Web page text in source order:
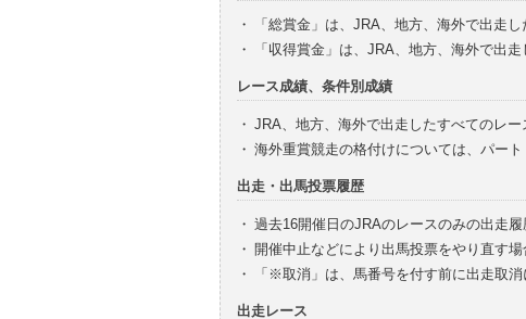
・
「総賞金」は、JRA、地方、海外で出走
・
「収得賞金」は、JRA、地方、海外で出
レース成績、条件別成績
・ JRA、地方、海外で出走したすべてのレ
・ 海外重賞競走の格付けについては、パー
出走・出馬投票履歴
・ 過去16開催日のJRAのレースのみの出走
・ 開催中止などにより出馬投票をやり直す場
・
「※取消」は、馬番号を付す前に出走取消
出走レース